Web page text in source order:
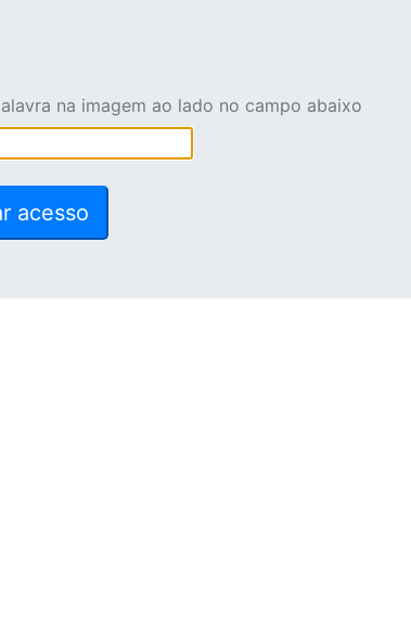
na imagem ao lado no campo abaixo